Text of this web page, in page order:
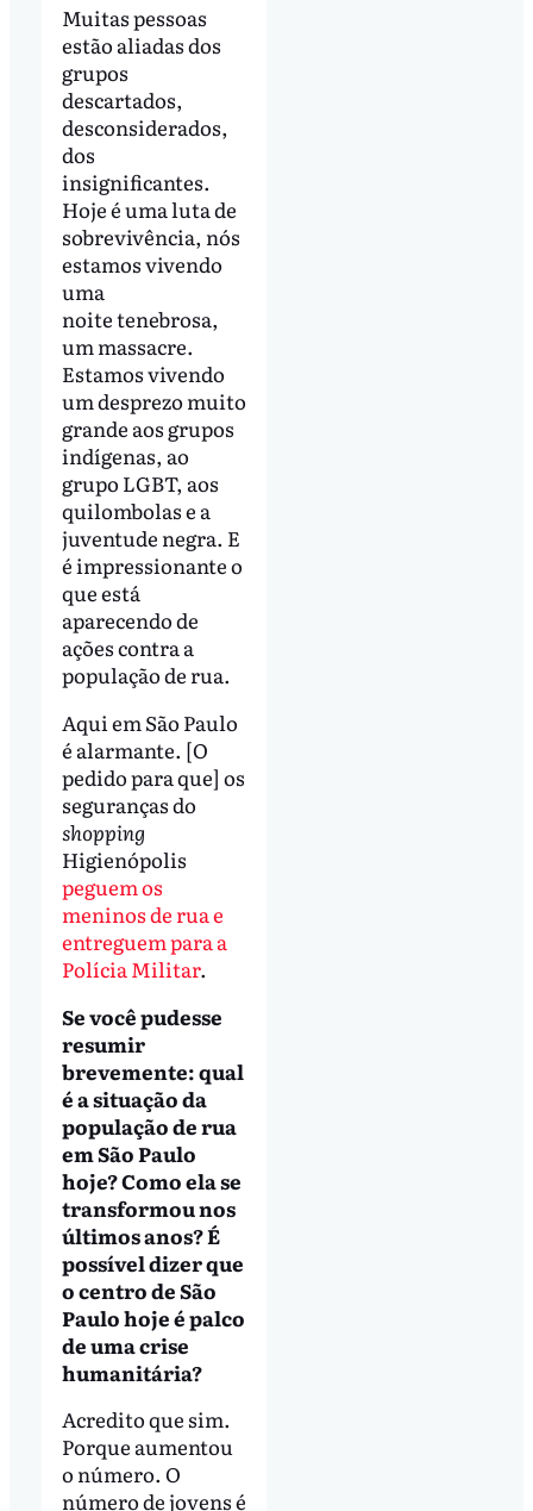
Muitas pessoas
estão aliadas dos
grupos
descartados,
desconsiderados,
dos
insignificantes.
Hoje é uma luta de
sobrevivência, nós
estamos vivendo
uma
noite tenebrosa,
um massacre.
Estamos vivendo
um desprezo muito
grande aos grupos
indígenas, ao
grupo LGBT, aos
quilombolas e a
juventude negra. E
é impressionante o
que está
aparecendo de
ações contra a
população de rua.
Aqui em São Paulo
é alarmante. [O
pedido para que] os
seguranças do
shopping
Higienópolis
peguem os
meninos de rua e
entreguem para a
Polícia Militar.
Se você pudesse
resumir
brevemente: qual
é a situação da
população de rua
em São Paulo
hoje? Como ela se
transformou nos
últimos anos? É
possível dizer que
o centro de São
Paulo hoje é palco
de uma crise
humanitária?
Acredito que sim.
Porque aumentou
o número. O
número de jovens é